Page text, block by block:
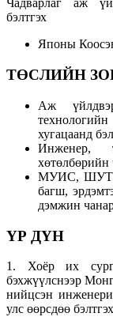
Чадварлаг аж
бэлтгэх
Японы
ТӨСЛИЙН
Аж
хугацаанд
Инженер,
МУИС,
багш,
дэмжин
ҮР ДҮН
1. Хоёр их
бэхжүүлснээр
нийцсэн
улс өөрсдөө